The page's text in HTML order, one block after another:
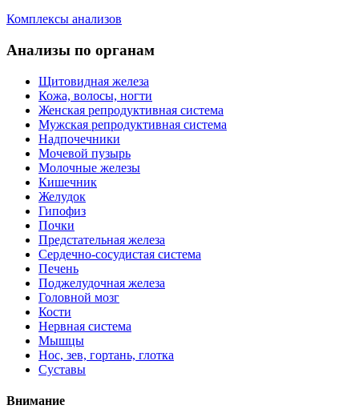
Комплексы анализов
Анализы по органам
Щитовидная железа
Кожа, волосы, ногти
Женская репродуктивная система
Мужская репродуктивная система
Надпочечники
Мочевой пузырь
Молочные железы
Кишечник
Желудок
Гипофиз
Почки
Предстательная железа
Сердечно-сосудистая система
Печень
Поджелудочная железа
Головной мозг
Кости
Нервная система
Мышцы
Нос, зев, гортань, глотка
Суставы
Внимание